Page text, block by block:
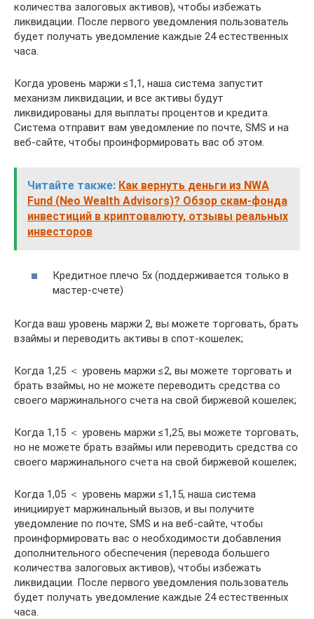
количества залоговых активов), чтобы избежать
ликвидации. После первого уведомления пользователь
будет получать уведомление каждые 24 естественных
часа.
Когда уровень маржи ≤1,1, наша система запустит
механизм ликвидации, и все активы будут
ликвидированы для выплаты процентов и кредита.
Система отправит вам уведомление по почте, SMS и на
веб-сайте, чтобы проинформировать вас об этом.
Читайте также: Как вернуть деньги из NWA
Fund (Neo Wealth Advisors)? Обзор скам-фонда
инвестиций в криптовалюту, отзывы реальных
инвесторов
Кредитное плечо 5x (поддерживается только в
мастер-счете)
Когда ваш уровень маржи 2, вы можете торговать, брать
взаймы и переводить активы в спот-кошелек;
Когда 1,25 ＜ уровень маржи ≤2, вы можете торговать и
брать взаймы, но не можете переводить средства со
своего маржинального счета на свой биржевой кошелек;
Когда 1,15 ＜ уровень маржи ≤1,25, вы можете торговать,
но не можете брать взаймы или переводить средства со
своего маржинального счета на свой биржевой кошелек;
Когда 1,05 ＜ уровень маржи ≤1,15, наша система
инициирует маржинальный вызов, и вы получите
уведомление по почте, SMS и на веб-сайте, чтобы
проинформировать вас о необходимости добавления
дополнительного обеспечения (перевода большего
количества залоговых активов), чтобы избежать
ликвидации. После первого уведомления пользователь
будет получать уведомление каждые 24 естественных
часа.